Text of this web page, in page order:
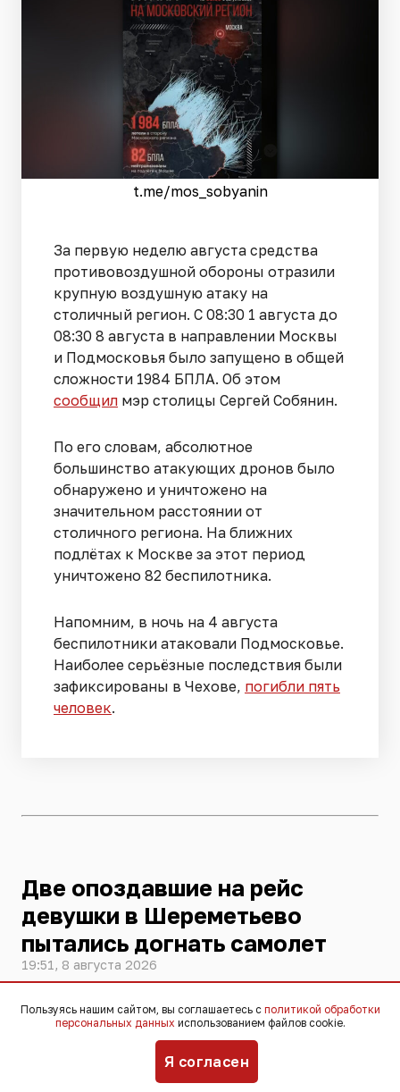
t.me/mos_sobyanin
За первую неделю августа средства
противовоздушной обороны отразили
крупную воздушную атаку на
столичный регион. С 08:30 1 августа до
08:30 8 августа в направлении Москвы
и Подмосковья было запущено в общей
сложности 1984 БПЛА. Об этом
сообщил мэр столицы Сергей Собянин.
По его словам, абсолютное
большинство атакующих дронов было
обнаружено и уничтожено на
значительном расстоянии от
столичного региона. На ближних
подлётах к Москве за этот период
уничтожено 82 беспилотника.
Напомним, в ночь на 4 августа
беспилотники атаковали Подмосковье.
Наиболее серьёзные последствия были
зафиксированы в Чехове, погибли пять
человек.
Две опоздавшие на рейс
девушки в Шереметьево
пытались догнать самолет
19:51, 8 августа 2026
Две девушки в столичном аэропорту
Шереметьево вышли на лётное поле и
попытались догнать улетающий
самолёт. Они были задержаны и
Пользуясь нашим сайтом, вы соглашаетесь с политикой обработки
персональных данных использованием файлов cookie.
Я согласен